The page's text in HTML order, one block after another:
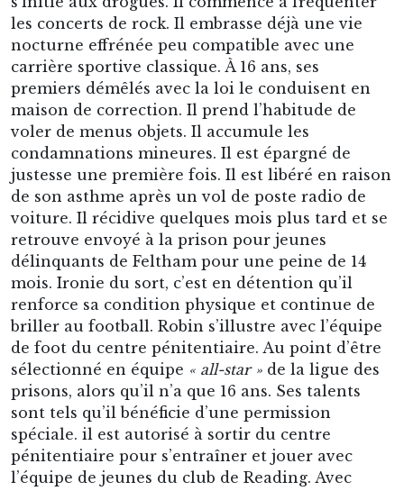
les concerts de rock. Il embrasse déjà une vie
nocturne effrénée peu compatible avec une
carrière sportive classique. À 16 ans, ses
premiers démêlés avec la loi le conduisent en
maison de correction. Il prend l’habitude de
voler de menus objets. Il accumule les
condamnations mineures. Il est épargné de
justesse une première fois. Il est libéré en raison
de son asthme après un vol de poste radio de
voiture. Il récidive quelques mois plus tard et se
retrouve envoyé à la prison pour jeunes
délinquants de Feltham pour une peine de 14
mois. Ironie du sort, c’est en détention qu’il
renforce sa condition physique et continue de
briller au football. Robin s’illustre avec l’équipe
de foot du centre pénitentiaire. Au point d’être
sélectionné en équipe « all-star » de la ligue des
prisons, alors qu’il n’a que 16 ans. Ses talents
sont tels qu’il bénéficie d’une permission
spéciale. il est autorisé à sortir du centre
pénitentiaire pour s’entraîner et jouer avec
l’équipe de jeunes du club de Reading. Avec